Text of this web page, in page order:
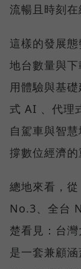
流暢且時刻在
這樣的發展
地台數量與
用體驗與基
式 AI 、代理
自駕車與智
撐數位經濟的
總地來看，
No.3、全台
楚看見：台
是一套兼顧